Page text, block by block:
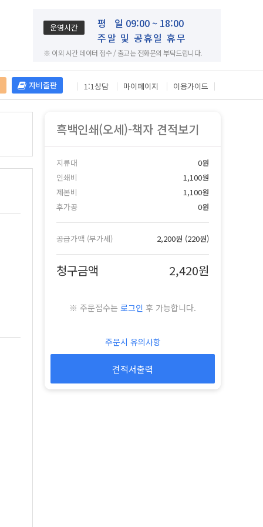
운영시간 평
일 09:00 ~ 18:00
주말 및 공휴일 휴무
※ 이외 시간 데이터 접수 / 출고는 전화문의 부탁드립니다.
자비출판 1:1상담 마이페이지 이용가이드
흑백인쇄(오세)-책자 견적보기
지류대
0원
인쇄비
1,100원
제본비
1,100원
후가공
0원
공급가액 (부가세) 2,200원 (220원)
청구금액 2,420원
※ 주문접수는 로그인 후 가능합니다.
주문시 유의사항
견적서출력